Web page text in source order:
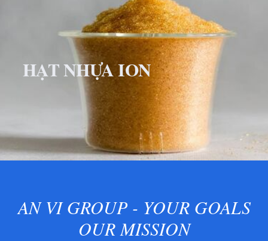
HẠT NHỰA ION
AN VI GROUP - YOUR GOALS
OUR MISSION